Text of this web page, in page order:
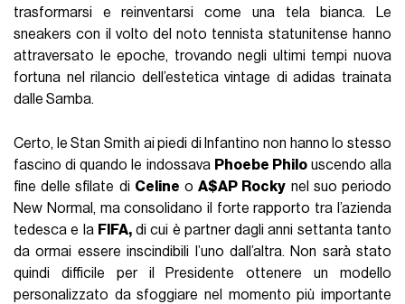
trasformarsi e reinventarsi come una tela bianca. Le
sneakers con il volto del noto tennista statunitense hanno
attraversato le epoche, trovando negli ultimi tempi nuova
fortuna nel rilancio dell’estetica vintage di adidas trainata
dalle Samba.
Certo, le Stan Smith ai piedi di Infantino non hanno lo stesso
fascino di quando le indossava Phoebe Philouscendo alla
fine delle sfilate di Celine oA$AP Rocky nel suo periodo
New Normal, ma consolidano il forte rapporto tra l’azienda
tedesca e la FIFA,di cui è partner dagli anni settanta tanto
da ormai essere inscindibili l’uno dall’altra. Non sarà stato
quindi difficile per il Presidente ottenere un modello
personalizzato da sfoggiare nel momento più importante